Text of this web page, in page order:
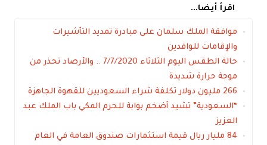
اقرأ أيضا...
موافقة الملك سلمان على مبادرة تمديد التأشيرات
والإقامات للوافدين
حالة الطقس اليوم الثلاثاء 7/7/2020 .. والأرصاد تحذر من
موجة حرارة شديدة
266 مليون دولار تكلفة شراء السعوديين للقهوة الجاهزة
“السعودية” تشيد أضخم بوابة للحرم المكي باب الملك عبد
العزيز
84 مليار ريال قيمة استثمارات صندوق العامة في العام